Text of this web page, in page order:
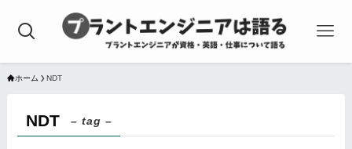
ホーム NDT
NDT – tag –